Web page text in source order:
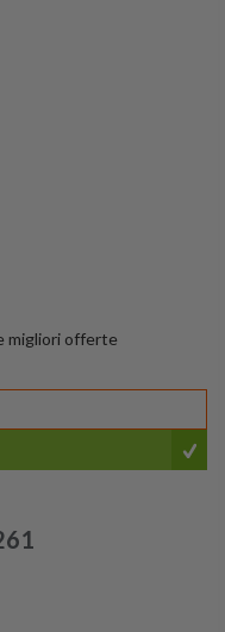
migliori offerte